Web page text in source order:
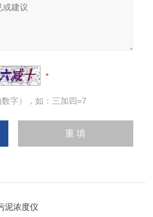
字），如：三加四=7
泥浓度仪